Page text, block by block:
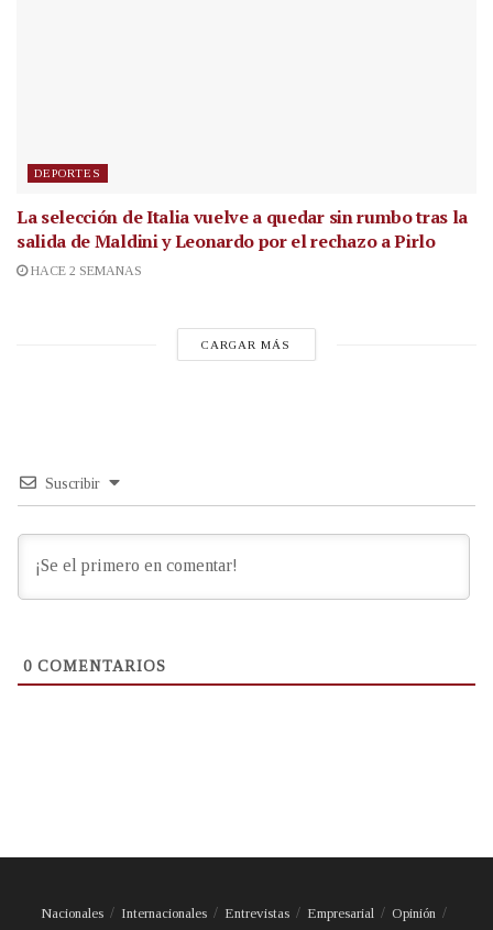
DEPORTES
La selección de Italia vuelve a quedar sin rumbo tras la
salida de Maldini y Leonardo por el rechazo a Pirlo
HACE 2 SEMANAS
CARGAR MÁS
Suscribir
0 COMENTARIOS
Nacionales Internacionales Entrevistas Empresarial
Opinión